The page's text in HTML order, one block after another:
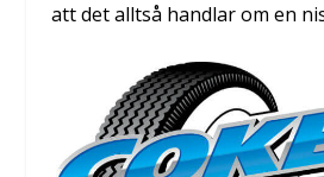
att det alltså handlar om en